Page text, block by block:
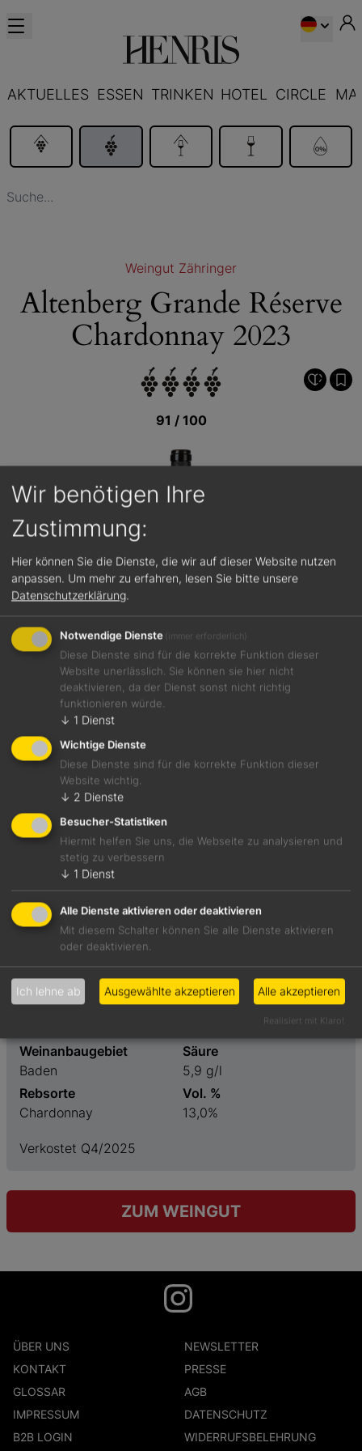
AKTUELLES ESSEN TRINKEN HOTEL CIRCLE
Weingut Zähringer
Altenberg Grande Réserve
Chardonnay 2023
91 / 100
Jetzt teilen
Beginnt mit floralen Noten von weißen Blüten. Dahinter
verbergen sich Zitrone und gegrillter Pfirsich. Gute
Harmonie von feinem Schmelz und dichter Säure.
Buttriges Salzkaramell im Nachhall.
Mildes Garnelencurry mit Basmatireis
Weißwein
21,00 €
Geschmack
Restzucker
Weinanbaugebiet
Baden
Säure
5,9 g/l
Rebsorte
Chardonnay
Vol. %
13,0%
Verkostet Q4/2025
ZUM WEINGUT
ÜBER UNS
NEWSLETTER
KONTAKT
PRESSE
GLOSSAR
AGB
IMPRESSUM
DATENSCHUTZ
B2B LOGIN
WIDERRUFSBELEHRUNG
Wir benötigen Ihre
Zustimmung:
Hier können Sie die Dienste, die wir auf dieser Website nutzen
anpassen. Um mehr zu erfahren, lesen Sie bitte unsere
Datenschutzerklärung.
Notwendige Dienste (immer erforderlich)
Diese Dienste sind für die korrekte Funktion dieser
Website unerlässlich. Sie können sie hier nicht
deaktivieren, da der Dienst sonst nicht richtig
funktionieren würde.
↓ 1 Dienst
Wichtige Dienste
Diese Dienste sind für die korrekte Funktion dieser
Website wichtig.
↓ 2 Dienste
Besucher-Statistiken
Hiermit helfen Sie uns, die Webseite zu analysieren und
stetig zu verbessern
↓ 1 Dienst
Alle Dienste aktivieren oder deaktivieren
Mit diesem Schalter können Sie alle Dienste aktivieren
oder deaktivieren.
Ich lehne ab Ausgewählte akzeptieren Alle akzeptieren
Realisiert mit Klaro!